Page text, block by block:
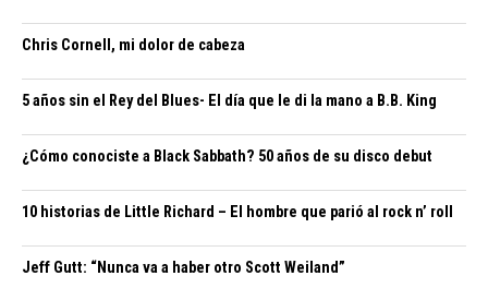
Chris Cornell, mi dolor de cabeza
5 años sin el Rey del Blues- El día que le di la mano a B.B. King
¿Cómo conociste a Black Sabbath? 50 años de su disco debut
10 historias de Little Richard – El hombre que parió al rock n’ roll
Jeff Gutt: “Nunca va a haber otro Scott Weiland”